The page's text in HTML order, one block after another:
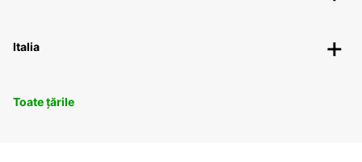
Italia
Toate țările